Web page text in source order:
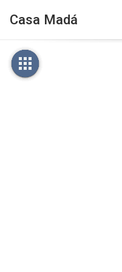
Casa Madá